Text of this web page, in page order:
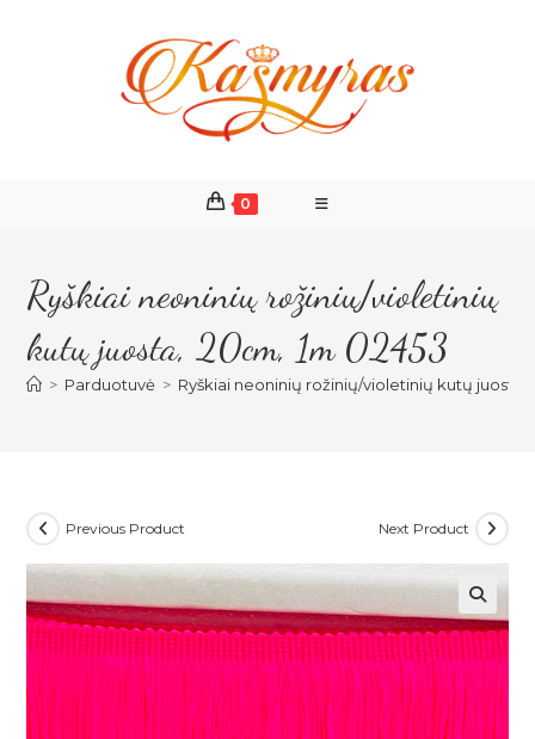
0
Ryškiai neoninių rožinių/violetinių
kutų juosta, 20cm, 1m 02453
> Parduotuvė > Ryškiai neoninių rožinių/violetinių kutų juosta,
Previous Product Next Product